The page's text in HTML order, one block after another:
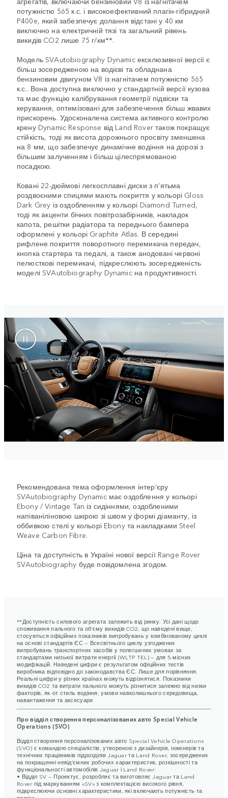
потужністю 565 к.с. і високоефективний плагін-гібридний
P400e, який забезпечує долання відстані у 40 км
виключно на електричній тязі та загальний рівень
викидів CO2 лише 75 г/км**.
Модель SVAutobiography Dynamic ексклюзивної версії є
більш зосередженою на водієві та обладнана
бензиновим двигуном V8 із нагнітачем потужністю 565
к.с.. Вона доступна виключно у стандартній версії кузова
та має функцію калібрування геометрії підвіски та
керування, оптимізовані для забезпечення більш жвавих
прискорень. Удосконалена система активного контролю
крену Dynamic Response від Land Rover також покращує
стійкість, тоді як висота дорожнього просвіту зменшена
на 8 мм, що забезпечує динамічне водіння на дорозі з
більшим залученням і більш цілеспрямованою
посадкою.
Ковані 22-дюймові легкосплавні диски з п’ятьма
роздвоєними спицями мають покриття у кольорі Gloss
Dark Grey із оздобленням у кольорі Diamond Turned,
тоді як акценти бічних повітрозабірників, накладок
капота, решітки радіатора та переднього бампера
оформлені у кольорі Graphite Atlas. В середині
рифлене покриття поворотного перемикача передач,
кнопка стартера та педалі, а також анодовані червоні
пелюсткові перемикачі, підкреслюють зосередженість
моделі SVAutobiography Dynamic на продуктивності.
Рекомендована тема оформлення інтер’єру
SVAutobiography Dynamic має оздоблення у кольорі
Ebony / Vintage Tan із сидіннями, оздобленими
напіваніліновою шкірою зі швом у формі діаманту, із
оббивкою стелі у кольорі Ebony та накладками Steel
Weave Carbon Fibre.
Ціна та доступність в Україні нової версії Range Rover
SVAutobiography буде повідомлена згодом.
**Доступність силового агрегата залежить від ринку. Усі дані щодо
споживання пального та об’єму викидів CO2, що наведені вище,
стосуються офіційних показників випробувань у комбінованому циклі
на основі стандартів ЄС — Всесвітнього циклу узгоджених
випробувань транспортних засобів у полегшених умовах за
стандартами низької витрати енергії (WLTP TEL) — для 5-місних
модифікацій. Наведені цифри є результатом офіційних тестів
виробника відповідно до законодавства ЄС. Лише для порівняння.
Реальні цифри у різних країнах можуть відрізнятися. Показники
викидів CO2 та витрати пального можуть різнитися залежно від низки
факторів, як-от стиль водіння, умови навколишнього середовища,
навантаження та аксесуари
Про відділ створення персоналізованих авто Special Vehicle
Operations (SVO)
Відділ створення персоналізованих авто Special Vehicle Operations
(SVO) є командою спеціалістів, утвореною з дизайнерів, інженерів та
технічних працівників підрозділів Jaguar та Land Rover, зосереджених
на покращенні невід’ємних робочих характеристик, розкішності та
функціональності автомобілів Jaguar і Land Rover:
• Відділ SV — Проектує, розробляє та виготовляє Jaguar та Land
Rover під маркуванням «SV» з комплектацією високого рівня,
підкреслюючи основні характеристики, які включають потужність та